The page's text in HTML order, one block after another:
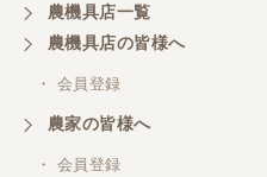
農機具店一覧
農機具店の皆様へ
・ 会員登録
農家の皆様へ
・ 会員登録